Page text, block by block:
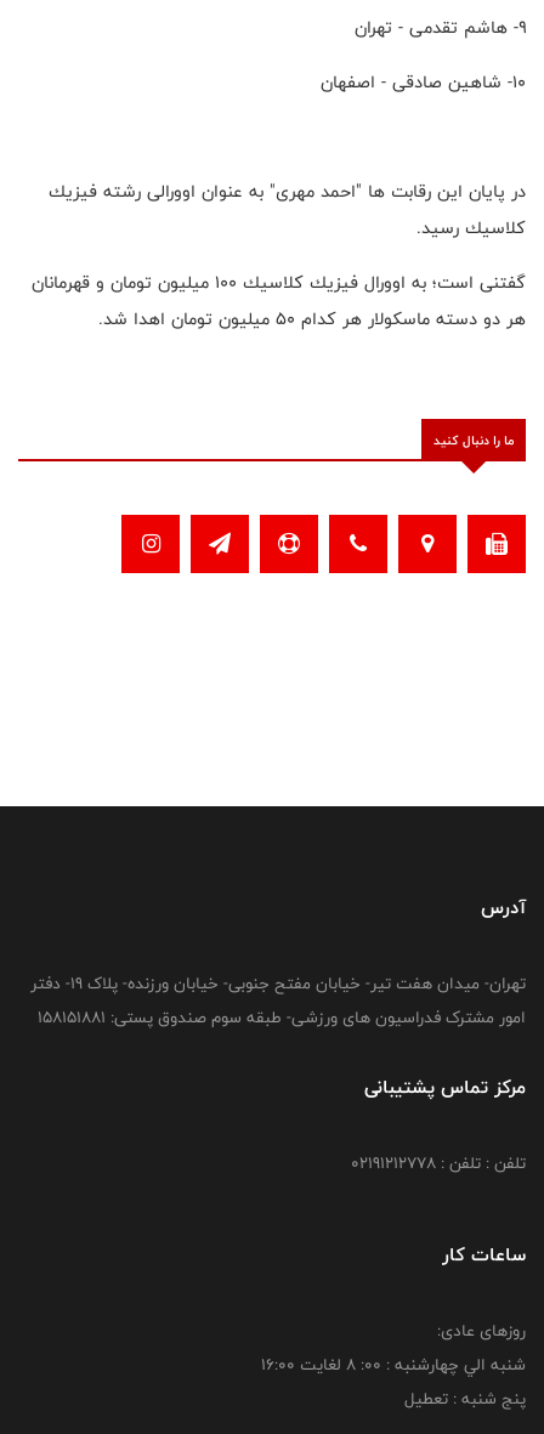
۹- هاشم تقدمى - تهران
۱۰- شاهين صادقى - اصفهان
در پايان اين رقابت ها "احمد مهرى" به عنوان اوورالى رشته فيزيك
كلاسيك رسيد.
گفتنى است؛ به اوورال فيزيك كلاسيك ١٠٠ ميليون تومان و قهرمانان
هر دو دسته ماسكولار هر كدام ٥٠ ميليون تومان اهدا شد.
ما را دنبال کنید
آدرس
تهران- میدان هفت تیر- خیابان مفتح جنوبی- خیابان ورزنده- پلاک 19- دفتر
امور مشترک فدراسیون های ورزشی- طبقه سوم صندوق پستی: 158151881
مرکز تماس پشتیبانی
تلفن : تلفن : 02191212778
ساعات کار
روزهای عادی:
شنبه الي چهارشنبه : 00: 8 لغايت 16:00
پنج شنبه : تعطیل